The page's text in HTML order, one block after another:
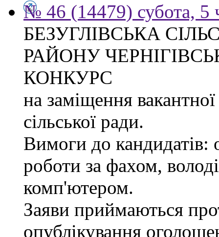
№ 46 (14479) субота, 5
БЕЗУГЛІВСЬКА
РАЙОНУ
КОНКУРС
на заміщення
сільської ради.
Вимоги до кандидатів:
роботи за фахом,
комп'ютером.
Заяви приймаються
опублікування